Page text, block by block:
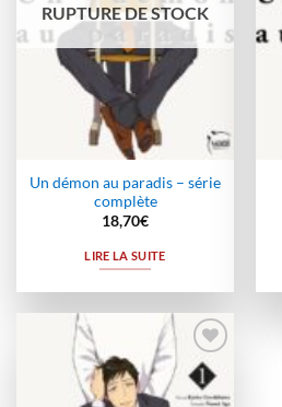
RUPTURE DE STOCK
Un démon au paradis – série
complète
18,70€
LIRE LA SUITE
Ajouter
à la
wishlist